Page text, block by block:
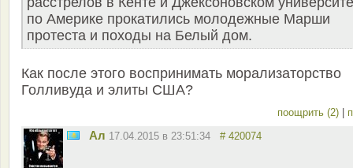
по Америке прокатились молодежные Марши
протеста и походы на Белый дом.
Как после этого воспринимать морализаторство
Голливуда и элиты США?
поощрить (2) |
Ал 17.04.2015 в 23:51:34 # 420074